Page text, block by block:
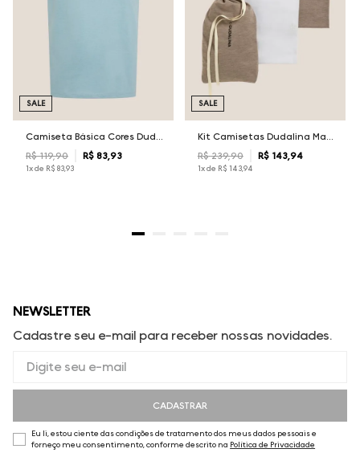
R$ 119,90 R$ 83, 93
1x de R$ 83,93
SALE
R$ 239,90 R$ 143, 94
1x de R$ 143,94
SALE
NEWSLETTER
Cadastre seu e-mail para receber nossas novidades.
CADASTRAR
Eu li, estou ciente das condições de tratamento dos meus dados pessoais e
forneço meu consentimento, conforme descrito na Política de Privacidade